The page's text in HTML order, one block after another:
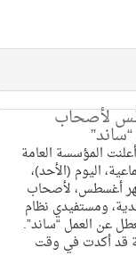
لأصحاب
أعلنت المؤسسة العامة
اليوم (الأحد)،
أغسطس، لأصحاب
ومستفيدي نظام
عن العمل “ساند”.
قد أكدت في وقت